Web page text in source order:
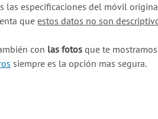
las especificaciones del móvil
queestos datos no son
con las fotos que te
siempre es la opción mas segura.